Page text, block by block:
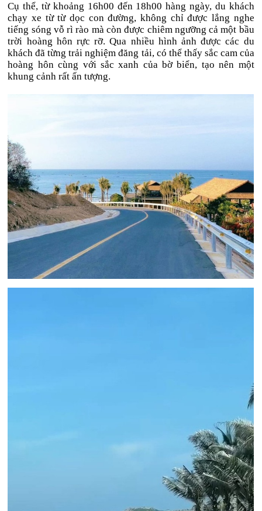
Cụ thể, từ khoảng 16h00 đến 18h00 hàng ngày, du khách
chạy xe từ từ dọc con đường, không chỉ được lắng nghe
tiếng sóng vỗ rì rào mà còn được chiêm ngưỡng cả một bầu
trời hoàng hôn rực rỡ. Qua nhiều hình ảnh được các du
khách đã từng trải nghiệm đăng tải, có thể thấy sắc cam của
hoàng hôn cùng với sắc xanh của bờ biển, tạo nên một
khung cảnh rất ấn tượng.